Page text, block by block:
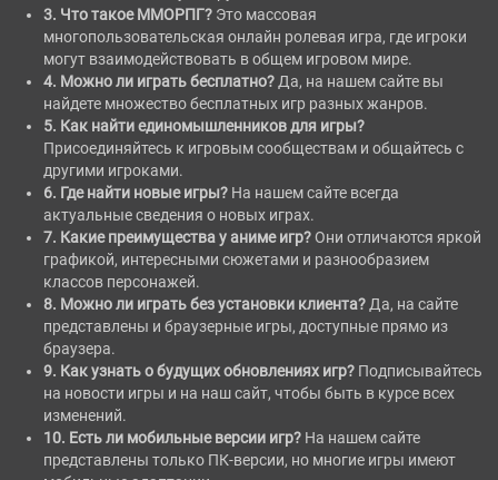
3. Что такое ММОРПГ? Это массовая
многопользовательская онлайн ролевая игра, где игроки
могут взаимодействовать в общем игровом мире.
4. Можно ли играть бесплатно? Да, на нашем сайте вы
найдете множество бесплатных игр разных жанров.
5. Как найти единомышленников для игры?
Присоединяйтесь к игровым сообществам и общайтесь с
другими игроками.
6. Где найти новые игры? На нашем сайте всегда
актуальные сведения о новых играх.
7. Какие преимущества у аниме игр? Они отличаются яркой
графикой, интересными сюжетами и разнообразием
классов персонажей.
8. Можно ли играть без установки клиента? Да, на сайте
представлены и браузерные игры, доступные прямо из
браузера.
9. Как узнать о будущих обновлениях игр? Подписывайтесь
на новости игры и на наш сайт, чтобы быть в курсе всех
изменений.
10. Есть ли мобильные версии игр? На нашем сайте
представлены только ПК-версии, но многие игры имеют